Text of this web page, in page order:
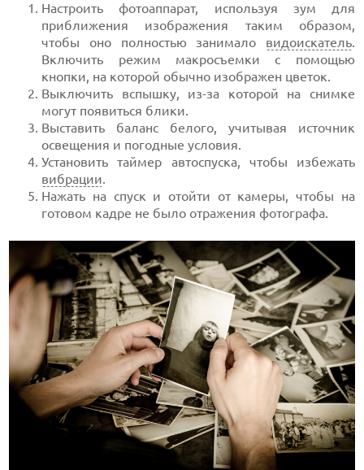
Настроить фотоаппарат, используя зум для
приближения изображения таким образом,
чтобы оно полностью занимало видоискатель.
Включить режим макросъемки с помощью
кнопки, на которой обычно изображен цветок.
Выключить вспышку, из-за которой на снимке
могут появиться блики.
Выставить баланс белого, учитывая источник
освещения и погодные условия.
Установить таймер автоспуска, чтобы избежать
вибрации.
Нажать на спуск и отойти от камеры, чтобы на
готовом кадре не было отражения фотографа.